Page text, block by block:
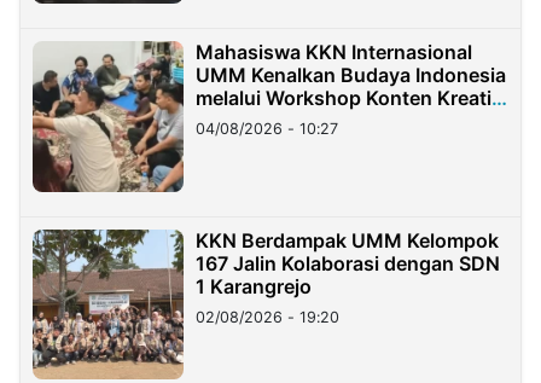
Mahasiswa KKN Internasional
UMM Kenalkan Budaya Indonesia
melalui Workshop Konten Kreatif
di Taiwan
04/08/2026 - 10:27
KKN Berdampak UMM Kelompok
167 Jalin Kolaborasi dengan SDN
1 Karangrejo
02/08/2026 - 19:20